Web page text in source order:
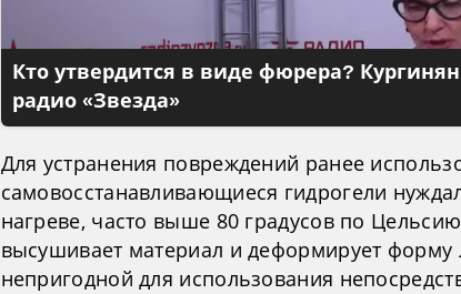
Кто утвердится в виде фюрера?
радио «Звезда»
Для устранения повреждений ранее
самовосстанавливающиеся гидрогели
нагреве, часто выше 80 градусов по
высушивает материал и деформирует форму
непригодной для использования